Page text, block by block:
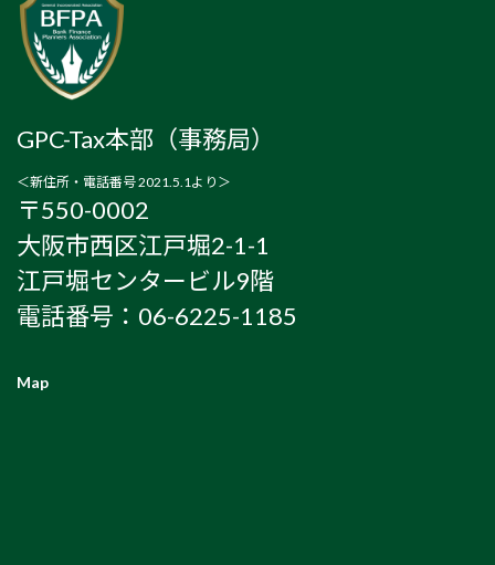
GPC-Tax本部（事務局）
＜新住所・電話番号 2021.5.1より＞
〒550-0002
大阪市西区江戸堀2-1-1
江戸堀センタービル9階
電話番号：06-6225-1185
Map